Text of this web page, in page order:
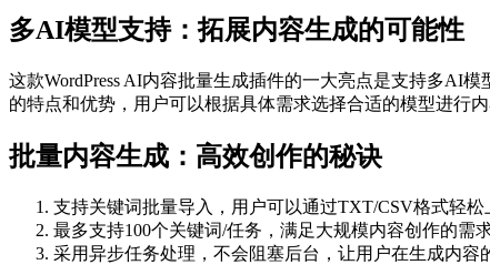
多AI模型支持：拓展内容生成的可能性
这款WordPress AI内容批量生成插件的一大亮点是支持多AI模
的特点和优势，用户可以根据具体需求选择合适的模型进行
批量内容生成：高效创作的秘诀
支持关键词批量导入，用户可以通过TXT/CSV格式轻松
最多支持100个关键词/任务，满足大规模内容创作的需求
采用异步任务处理，不会阻塞后台，让用户在生成内容